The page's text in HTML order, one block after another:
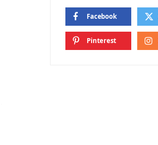
Facebook
Pinterest